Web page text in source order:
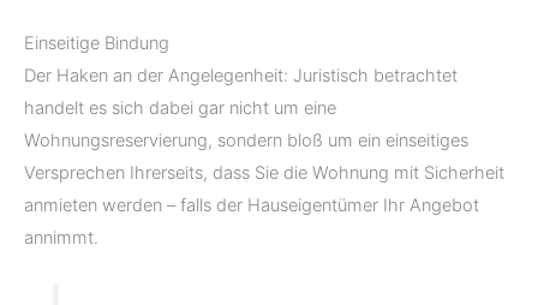
Einseitige Bindung
Der Haken an der Angelegenheit: Juristisch betrachtet
handelt es sich dabei gar nicht um eine
Wohnungsreservierung, sondern bloß um ein einseitiges
Versprechen Ihrerseits, dass Sie die Wohnung mit Sicherheit
anmieten werden – falls der Hauseigentümer Ihr Angebot
annimmt.